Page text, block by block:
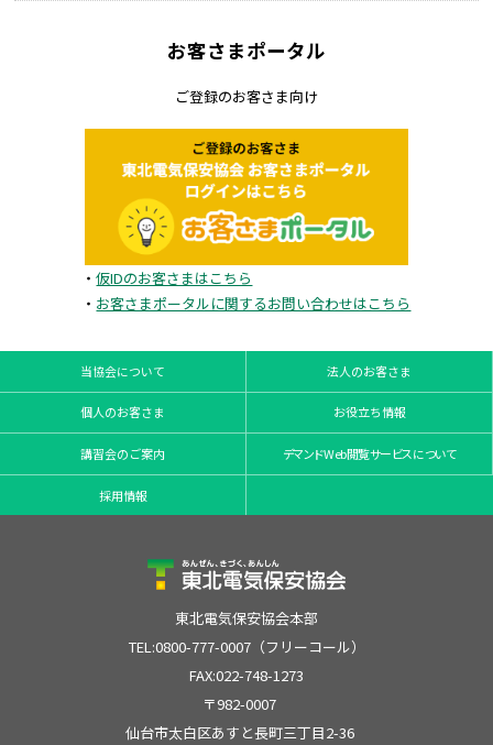
お客さまポータル
ご登録のお客さま向け
・仮IDのお客さまはこちら
・ お客さまポータルに関するお問い合わせはこちら
当協会について 法人のお客さま
個人のお客さま お役立ち情報
講習会のご案内 デマンドWeb閲覧サービスについて
採用情報
東北電気保安協会本部
TEL:0800-777-0007（フリーコール）
FAX:022-748-1273
〒982-0007
仙台市太白区あすと長町三丁目2-36